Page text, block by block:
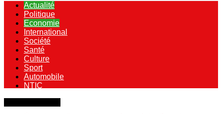
Actualité
Politique
Economie
International
Société
Santé
Culture
Sport
Automobile
NTIC